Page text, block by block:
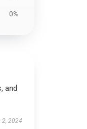
0%
and
2, 2024